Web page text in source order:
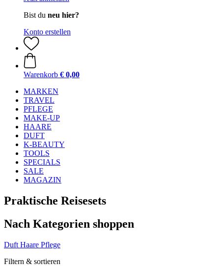
Bist du neu hier?
Konto erstellen
Warenkorb € 0,00
MARKEN
TRAVEL
PFLEGE
MAKE-UP
HAARE
DUFT
K-BEAUTY
TOOLS
SPECIALS
SALE
MAGAZIN
Praktische Reisesets
Nach Kategorien shoppen
Duft Haare Pflege
Filtern & sortieren